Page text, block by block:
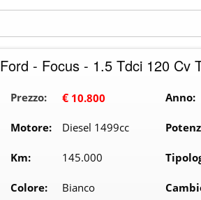
Ford - Focus - 1.5 Tdci 120 Cv
Prezzo: € 10.800 Anno:
Motore: Diesel 1499cc
Km: 145.000
Colore: Bianco